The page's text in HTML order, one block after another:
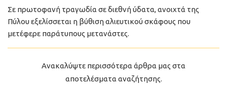
Σε πρωτοφανή τραγωδία σε διεθνή ύδατα, ανοιχτά της
Πύλου εξελίσσεται η βύθιση αλιευτικού σκάφους που
μετέφερε παράτυπους μετανάστες.
Ανακαλύψτε περισσότερα άρθρα μας στα
αποτελέσματα αναζήτησης.